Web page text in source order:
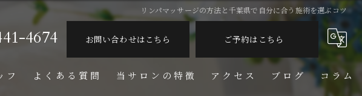
リンパマッサージの方法と千葉県で自分に合う施術を選ぶコツ
4674 お問い合わせはこちら ご予約はこちら
フ よくある質問 当サロンの特徴 アクセス ブログ コラム